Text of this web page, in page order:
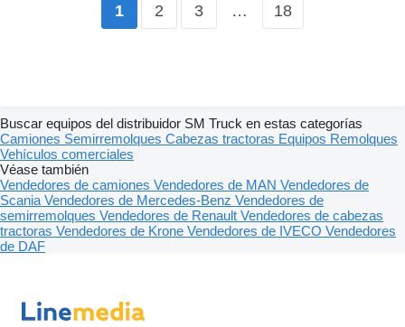
1 2 3 … 18
Buscar equipos del distribuidor SM Truck en estas categorías
Camiones Semirremolques Cabezas tractoras Equipos Remolques
Vehículos comerciales
Véase también
Vendedores de camiones Vendedores de MAN Vendedores de
Scania Vendedores de Mercedes-Benz Vendedores de
semirremolques Vendedores de Renault Vendedores de cabezas
tractoras Vendedores de Krone Vendedores de IVECO Vendedores
de DAF